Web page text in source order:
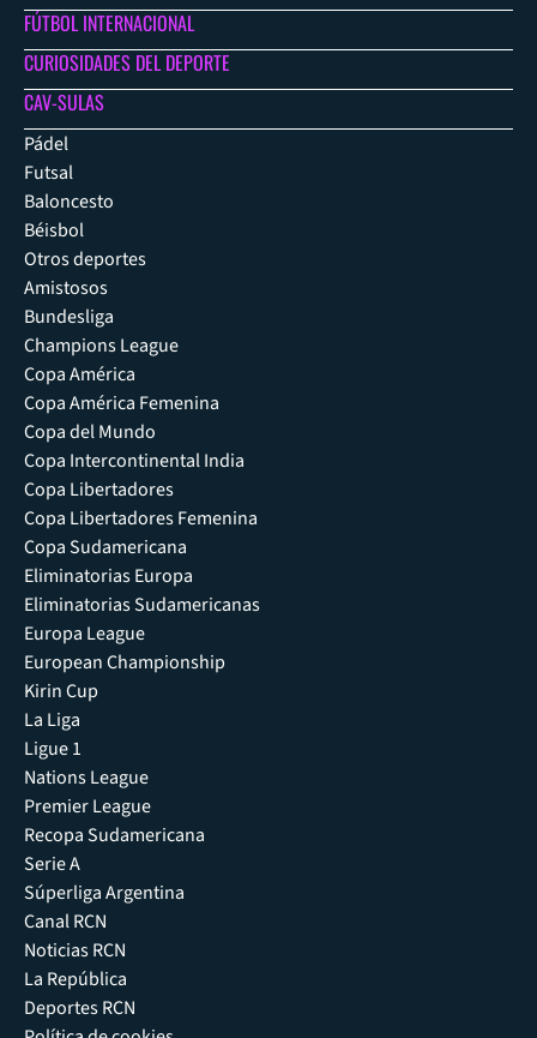
FÚTBOL INTERNACIONAL
CURIOSIDADES DEL DEPORTE
CAV-SULAS
Pádel
Futsal
Baloncesto
Béisbol
Otros deportes
Amistosos
Bundesliga
Champions League
Copa América
Copa América Femenina
Copa del Mundo
Copa Intercontinental India
Copa Libertadores
Copa Libertadores Femenina
Copa Sudamericana
Eliminatorias Europa
Eliminatorias Sudamericanas
Europa League
European Championship
Kirin Cup
La Liga
Ligue 1
Nations League
Premier League
Recopa Sudamericana
Serie A
Súperliga Argentina
Canal RCN
Noticias RCN
La República
Deportes RCN